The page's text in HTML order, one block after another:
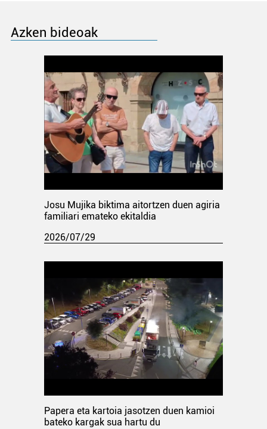
Azken bideoak
Josu Mujika biktima aitortzen duen agiria
familiari emateko ekitaldia
2026/07/29
Papera eta kartoia jasotzen duen kamioi
bateko kargak sua hartu du